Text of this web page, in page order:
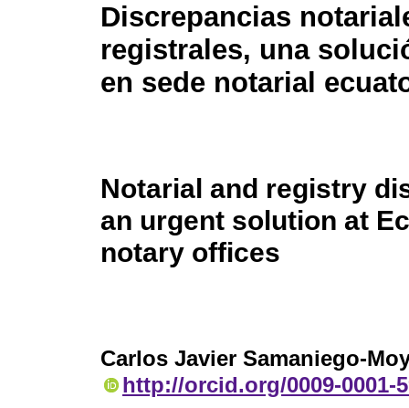
Discrepancias
registrales, una
en sede notarial
Notarial and registry
an urgent solution at
notary offices
Carlos Javier Samaniego-
http://orcid.org/0009-0001-